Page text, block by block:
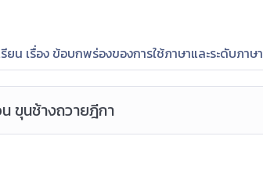
3
น เรื่อง ข้อบกพร่องของการใช้ภาษาและระดับภาษา
ขุนช้างถวายฎีกา